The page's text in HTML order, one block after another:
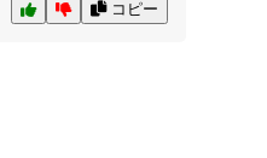
コピー